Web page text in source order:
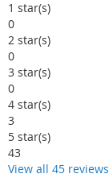
99% of100
1 star(s)
0
2 star(s)
0
3 star(s)
0
4 star(s)
3
5 star(s)
43
View all 45 reviews